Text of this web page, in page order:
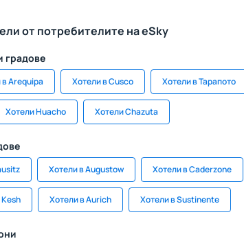
от потребителите на eSky
градове
Arequipa Хотели в Cusco Хотели в Тарапото
Хотели Huacho Хотели Chazuta
Хотели в Augustow Хотели в Caderzone
Хотели в Aurich Хотели в Sustinente